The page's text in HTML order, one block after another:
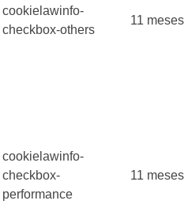
cookielawinfo-
checkbox-others
11 meses
cookielawinfo-
checkbox-
performance
11 meses